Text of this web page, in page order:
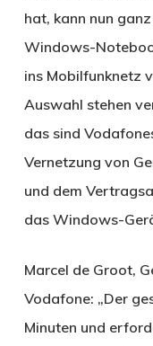
hat, kann nun
Windows-
ins Mobilfunknetz
Auswahl stehen
das sind
Vernetzung von
und dem
das Windows-
Marcel de Groot,
Vodafone: „Der
Minuten und